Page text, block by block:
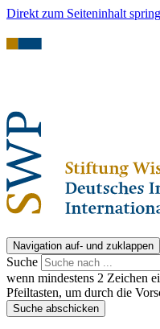
Direkt zum Seiteninhalt
Navigation auf- und zuklappen
Suche
wenn mindestens 2 Zeichen
Pfeiltasten, um durch die
Suche abschicken